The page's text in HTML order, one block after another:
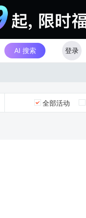
AI 搜索 登录
全部活动